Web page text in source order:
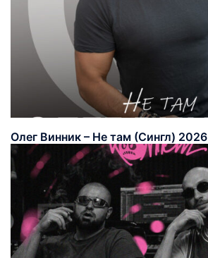
Олег Винник – Не там (Сингл) 2026